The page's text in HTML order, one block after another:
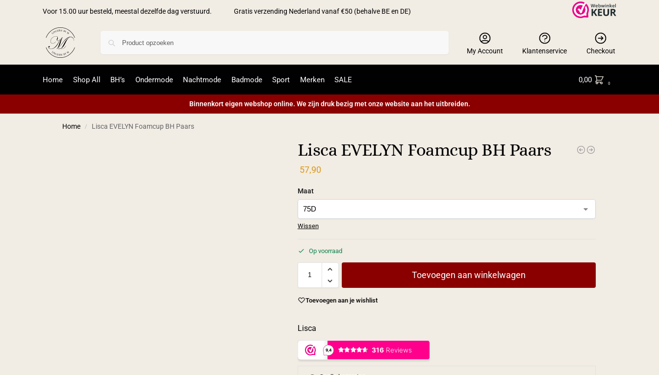
Voor 15.00 uur besteld, meestal dezelfde dag verstuurd. Gratis verzending Nederland vanaf €50 (behalve BE en DE)
My Account Klantenservice Checkout
Home Shop All BH’s Ondermode Nachtmode Badmode Sport Merken SALE 0,00 0
Binnenkort eigen webshop online. We zijn druk bezig met onze website aan het uitbreiden.
Home / Lisca EVELYN Foamcup BH Paars
Lisca EVELYN Foamcup BH Paars
57,90
Maat
Wissen
Op voorraad
Toevoegen aan winkelwagen
Toevoegen aan je wishlist
Lisca